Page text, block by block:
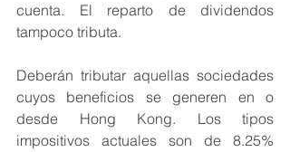
cuenta. El reparto de dividendos
tampoco tributa.
Deberán tributar aquellas sociedades
cuyos beneficios se generen en o
desde Hong Kong. Los tipos
impositivos actuales son de 8.25%